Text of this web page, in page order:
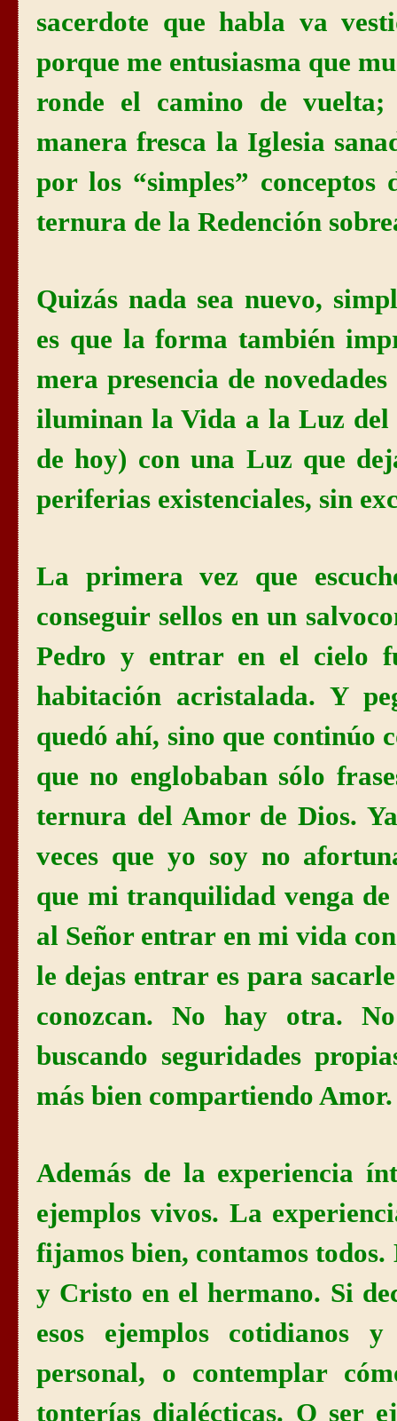
sacerdote que habla va
porque me entusiasma que
ronde el camino de
manera fresca la Iglesia
por los “simples”
ternura de la Redención
Quizás nada sea nuevo,
es que la forma también
mera presencia de
iluminan la Vida a la Luz
de hoy) con una Luz que
periferias existenciales, sin
La primera vez que
conseguir sellos en un
Pedro y entrar en el cielo
habitación acristalada. Y
quedó ahí, sino que continúo
que no englobaban sólo
ternura del Amor de Dios.
veces que yo soy no
que mi tranquilidad venga de
al Señor entrar en mi vida
le dejas entrar es para
conozcan. No hay otra.
buscando seguridades
más bien compartiendo Amor.
Además de la experiencia
ejemplos vivos. La
fijamos bien, contamos todos.
y Cristo en el hermano. Si
esos ejemplos
personal, o contemplar
tonterías dialécticas. O ser